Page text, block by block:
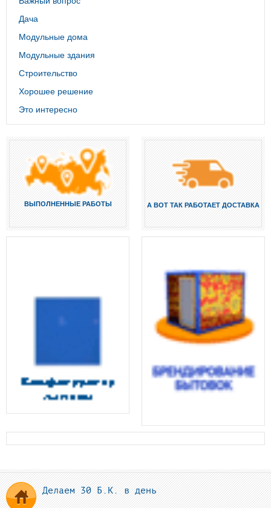
Дача
Модульные дома
Модульные здания
Строительство
Хорошее решение
Это интересно
ВЫПОЛНЕННЫЕ РАБОТЫ А ВОТ ТАК РАБОТАЕТ ДОСТАВКА
Делаем 30 Б.К. в день